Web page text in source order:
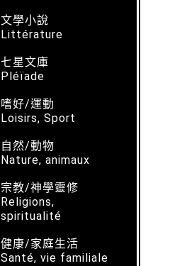
文學小說
Littérature
七星文庫
Pléïade
嗜好/運動
Loisirs, Sport
自然/動物
Nature, animaux
宗教/神學靈修
Religions,
spiritualité
健康/家庭生活
Santé, vie familiale